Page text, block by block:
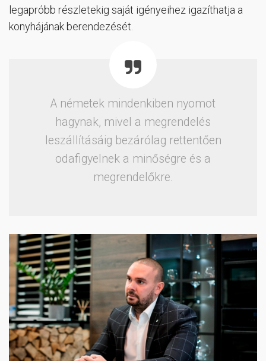
legapróbb részletekig saját igényeihez igazíthatja a
konyhájának berendezését.
A németek mindenkiben nyomot
hagynak, mivel a megrendelés
leszállításáig bezárólag rettentően
odafigyelnek a minőségre és a
megrendelőkre.